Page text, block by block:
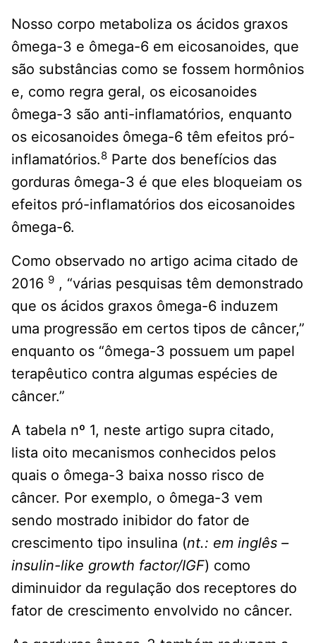
Nosso corpo metaboliza os ácidos graxos
ômega-3 e ômega-6 em eicosanoides, que
são substâncias como se fossem hormônios
e, como regra geral, os eicosanoides
ômega-3 são anti-inflamatórios, enquanto
os eicosanoides ômega-6 têm efeitos pró-
inflamatórios.8 Parte dos benefícios das
gorduras ômega-3 é que eles bloqueiam os
efeitos pró-inflamatórios dos eicosanoides
ômega-6.
Como observado no artigo acima citado de
2016 9 , “várias pesquisas têm demonstrado
que os ácidos graxos ômega-6 induzem
uma progressão em certos tipos de câncer,”
enquanto os “ômega-3 possuem um papel
terapêutico contra algumas espécies de
câncer.”
A tabela nº 1, neste artigo supra citado,
lista oito mecanismos conhecidos pelos
quais o ômega-3 baixa nosso risco de
câncer. Por exemplo, o ômega-3 vem
sendo mostrado inibidor do fator de
crescimento tipo insulina (nt.: em inglês –
insulin-like growth factor/IGF) como
diminuidor da regulação dos receptores do
fator de crescimento envolvido no câncer.